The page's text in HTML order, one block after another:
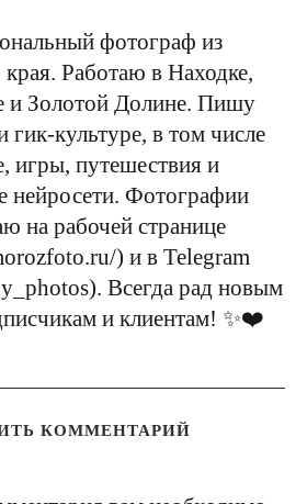
фотограф из
Работаю в Находке,
и Золотой Долине. Пишу
гик-культуре, в том числе
игры, путешествия и
нейросети. Фотографии
на рабочей странице
) и в Telegram
Всегда рад новым
и клиентам! ✨❤️
КОММЕНТАРИЙ